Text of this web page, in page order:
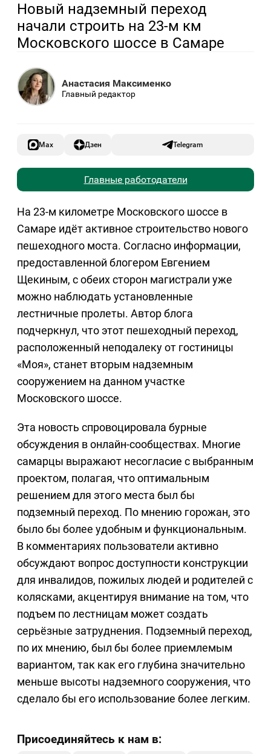
Новый надземный переход
начали строить на 23-м км
Московского шоссе в Самаре
Анастасия Максименко
Главный редактор
Max Дзен Telegram
Главные работодатели
На 23-м километре Московского шоссе в
Самаре идёт активное строительство нового
пешеходного моста. Согласно информации,
предоставленной блогером Евгением
Щекиным, с обеих сторон магистрали уже
можно наблюдать установленные
лестничные пролеты. Автор блога
подчеркнул, что этот пешеходный переход,
расположенный неподалеку от гостиницы
«Моя», станет вторым надземным
сооружением на данном участке
Московского шоссе.
Эта новость спровоцировала бурные
обсуждения в онлайн-сообществах. Многие
самарцы выражают несогласие с выбранным
проектом, полагая, что оптимальным
решением для этого места был бы
подземный переход. По мнению горожан, это
было бы более удобным и функциональным.
В комментариях пользователи активно
обсуждают вопрос доступности конструкции
для инвалидов, пожилых людей и родителей с
колясками, акцентируя внимание на том, что
подъем по лестницам может создать
серьёзные затруднения. Подземный переход,
по их мнению, был бы более приемлемым
вариантом, так как его глубина значительно
меньше высоты надземного сооружения, что
сделало бы его использование более легким.